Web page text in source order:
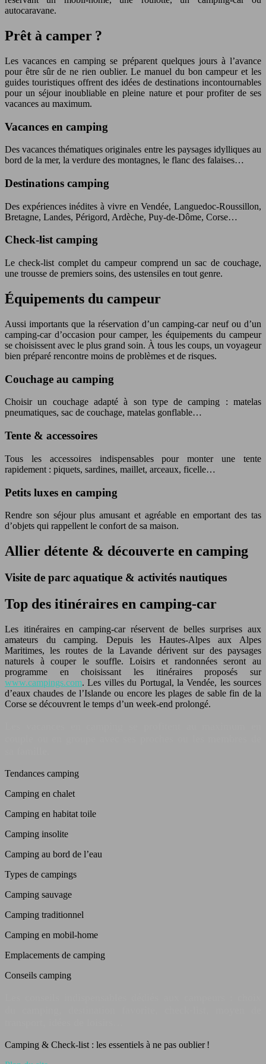
autocaravane.
Prêt à camper ?
Les vacances en camping se préparent quelques jours à l’avance
pour être sûr de ne rien oublier. Le manuel du bon campeur et les
guides touristiques offrent des idées de destinations incontournables
pour un séjour inoubliable en pleine nature et pour profiter de ses
vacances au maximum.
Vacances en camping
Des vacances thématiques originales entre les paysages idylliques au
bord de la mer, la verdure des montagnes, le flanc des falaises…
Destinations camping
Des expériences inédites à vivre en Vendée, Languedoc-Roussillon,
Bretagne, Landes, Périgord, Ardèche, Puy-de-Dôme, Corse…
Check-list camping
Le check-list complet du campeur comprend un sac de couchage,
une trousse de premiers soins, des ustensiles en tout genre.
Équipements du campeur
Aussi importants que la réservation d’un camping-car neuf ou d’un
camping-car d’occasion pour camper, les équipements du campeur
se choisissent avec le plus grand soin. À tous les coups, un voyageur
bien préparé rencontre moins de problèmes et de risques.
Couchage au camping
Choisir un couchage adapté à son type de camping : matelas
pneumatiques, sac de couchage, matelas gonflable…
Tente & accessoires
Tous les accessoires indispensables pour monter une tente
rapidement : piquets, sardines, maillet, arceaux, ficelle…
Petits luxes en camping
Rendre son séjour plus amusant et agréable en emportant des tas
d’objets qui rappellent le confort de sa maison.
Allier détente & découverte en camping
Visite de parc aquatique & activités nautiques
Top des itinéraires en camping-car
Les itinéraires en camping-car réservent de belles surprises aux
amateurs du camping. Depuis les Hautes-Alpes aux Alpes
Maritimes, les routes de la Lavande dérivent sur des paysages
naturels à couper le souffle. Loisirs et randonnées seront au
programme en choisissant les itinéraires proposés sur
www.campings.com. Les villes du Portugal, la Vendée, les sources
d’eaux chaudes de l’Islande ou encore les plages de sable fin de la
Corse se découvrent le temps d’un week-end prolongé.
Tendances camping
Camping en chalet
Camping en habitat toile
Camping insolite
Camping au bord de l’eau
Types de campings
Camping sauvage
Camping traditionnel
Camping en mobil-home
Emplacements de camping
Conseils camping
Camping & Check-list : les essentiels à ne pas oublier !